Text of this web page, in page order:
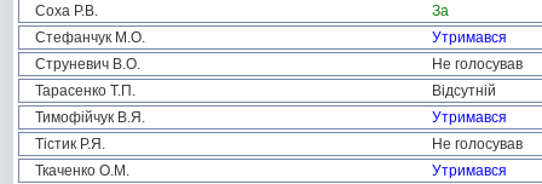
Соха Р.В.
За
Стефанчук М.О.
Утримався
Струневич В.О.
Не голосував
Тарасенко Т.П.
Відсутній
Тимофійчук В.Я.
Утримався
Тістик Р.Я.
Не голосував
Ткаченко О.М.
Утримався